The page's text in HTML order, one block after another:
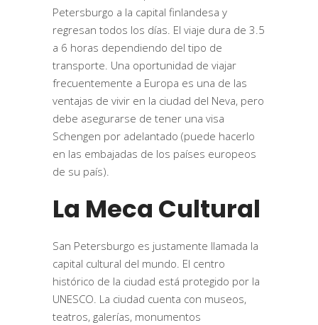
Petersburgo a la capital finlandesa y
regresan todos los días. El viaje dura de 3.5
a 6 horas dependiendo del tipo de
transporte. Una oportunidad de viajar
frecuentemente a Europa es una de las
ventajas de vivir en la ciudad del Neva, pero
debe asegurarse de tener una visa
Schengen por adelantado (puede hacerlo
en las embajadas de los países europeos
de su país).
La Meca Cultural
San Petersburgo es justamente llamada la
capital cultural del mundo. El centro
histórico de la ciudad está protegido por la
UNESCO. La ciudad cuenta con museos,
teatros, galerías, monumentos